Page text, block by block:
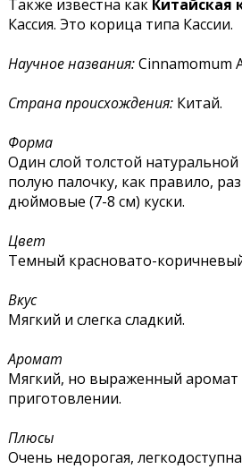
Также известна как Китайская
Кассия. Это корица типа Кассии.
Научное названия:Cinnamomum
Страна происхождения:Китай.
Форма
Один слой толстой
полую палочку, как правило,
дюймовые (7-8 см) куски.
Цвет
Темный красновато-
Вкус
Мягкий и слегка сладкий.
Аромат
Мягкий, но выраженный аромат
приготовлении.
Плюсы
Очень недорогая,